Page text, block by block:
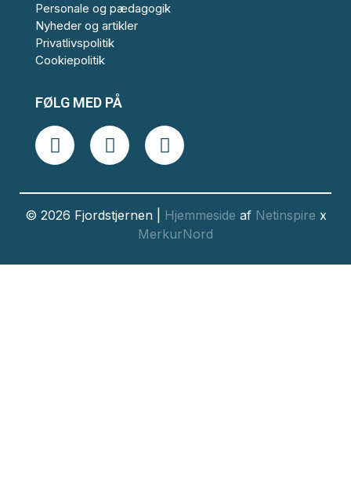
Personale og pædagogik
Nyheder og artikler
Privatlivspolitik
Cookiepolitik
FØLG MED PÅ
© 2026 Fjordstjernen | Hjemmeside af Netinspire x
MerkurNord